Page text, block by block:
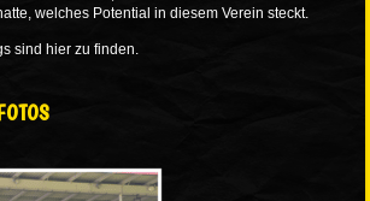
welches Potential in diesem Verein steckt.
sind hier zu finden.